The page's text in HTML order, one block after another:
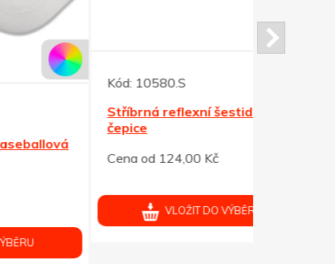
Kód:10580.S
Stříbrná reflexní šestidílná
Cena od 124,00 Kč
VLOŽIT DO VÝBĚRU